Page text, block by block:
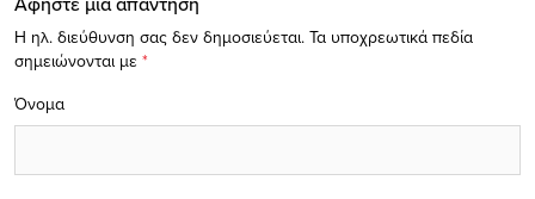
Η ηλ. διεύθυνση σας δεν δημοσιεύεται. Τα υποχρεωτικά πεδία
σημειώνονται με *
Όνομα